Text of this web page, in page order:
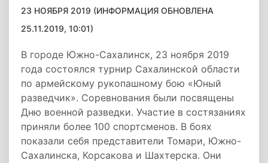
23 НОЯБРЯ 2019 (ИНФОРМАЦИЯ ОБНОВЛЕНА
25.11.2019, 10:01)
В городе Южно-Сахалинск, 23 ноября 2019
года состоялся турнир Сахалинской области
по армейскому рукопашному бою «Юный
разведчик». Соревнования были посвящены
Дню военной разведки. Участие в состязаниях
приняли более 100 спортсменов. В боях
показали себя представители Томари, Южно-
Сахалинска, Корсакова и Шахтерска. Они